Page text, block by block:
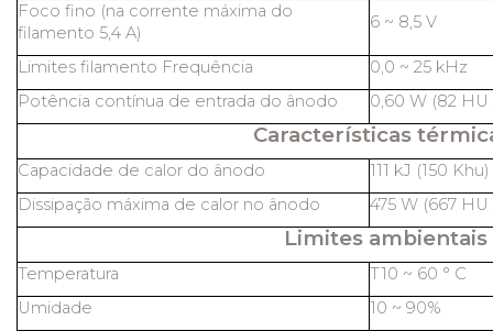
Foco fino (na corrente máxima do
filamento 5,4 A)
6 ~ 8,5 V
Limites filamento Frequência
0,0 ~ 25 kHz
Potência contínua de entrada do ânodo
0,60 W (82 HU
Características
Capacidade de calor do ânodo
111 kJ (150 Khu)
Dissipação máxima de calor no ânodo
475 W (667 HU
Limites ambientais
Temperatura
T10 ~ 60 ° C
Umidade
10 ~ 90%